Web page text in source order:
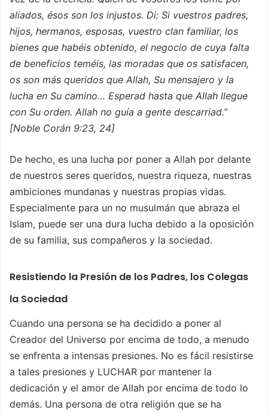
aliados, ésos son los injustos. Di: Si vuestros padres,
hijos, hermanos, esposas, vuestro clan familiar, los
bienes que habéis obtenido, el negocio de cuya falta
de beneficios teméis, las moradas que os satisfacen,
os son más queridos que Allah, Su mensajero y la
lucha en Su camino… Esperad hasta que Allah llegue
con Su orden. Allah no guía a gente descarriad.”
[Noble Corán 9:23, 24]
De hecho, es una lucha por poner a Allah por delante
de nuestros seres queridos, nuestra riqueza, nuestras
ambiciones mundanas y nuestras propias vidas.
Especialmente para un no musulmán que abraza el
Islam, puede ser una dura lucha debido a la oposición
de su familia, sus compañeros y la sociedad.
Resistiendo la Presión de los Padres, los Colegas
la Sociedad
Cuando una persona se ha decidido a poner al
Creador del Universo por encima de todo, a menudo
se enfrenta a intensas presiones. No es fácil resistirse
a tales presiones y LUCHAR por mantener la
dedicación y el amor de Allah por encima de todo lo
demás. Una persona de otra religión que se ha